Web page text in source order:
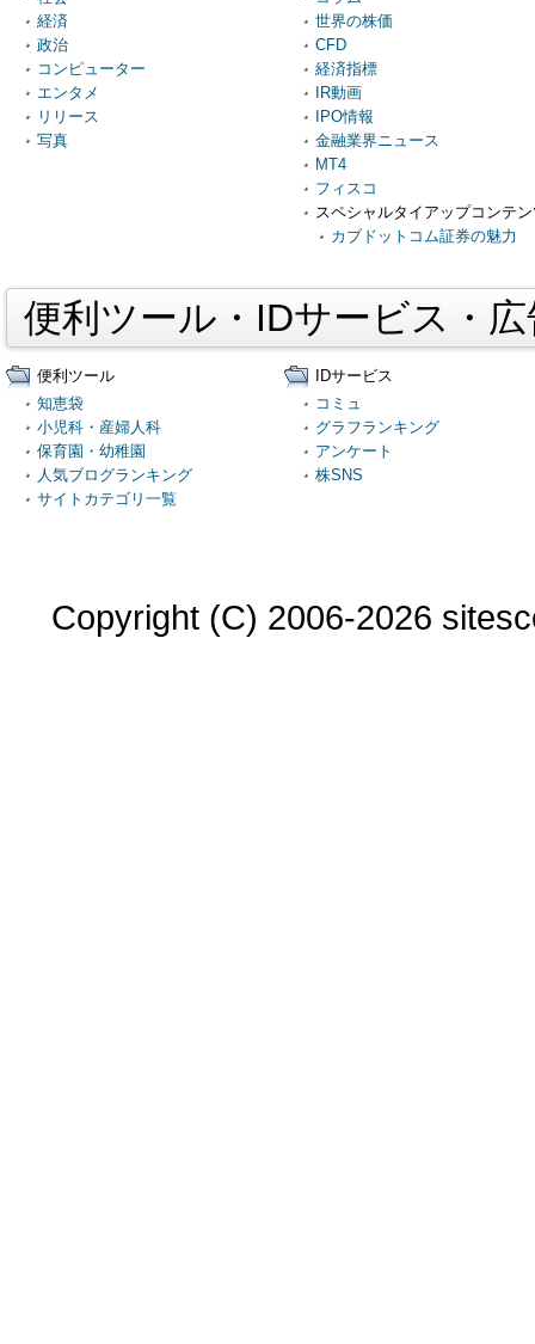
経済
政治
コンピューター
エンタメ
リリース
写真
世界の株価
CFD
経済指標
IR動画
IPO情報
金融業界ニュース
MT4
フィスコ
スペシャルタイアップコンテ
カブドットコム証券の魅力
便利ツール・IDサービス・
便利ツール
知恵袋
小児科・産婦人科
保育園・幼稚園
人気ブログランキング
サイトカテゴリ一覧
IDサービス
コミュ
グラフランキング
アンケート
株SNS
Copyright (C) 2006-2026